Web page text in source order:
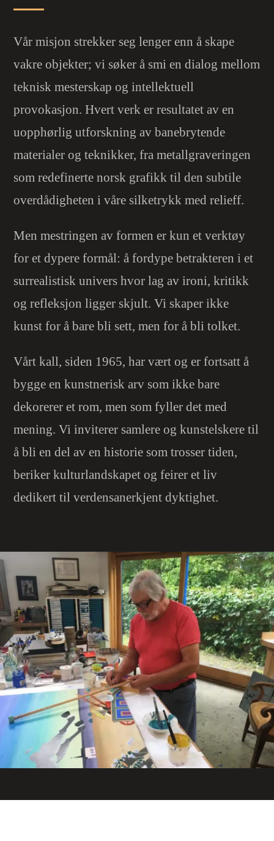
Vår misjon strekker seg lenger enn å skape
vakre objekter; vi søker å smi en dialog mellom
teknisk mesterskap og intellektuell
provokasjon. Hvert verk er resultatet av en
uopphørlig utforskning av banebrytende
materialer og teknikker, fra metallgraveringen
som redefinerte norsk grafikk til den subtile
overdådigheten i våre silketrykk med relieff.
Men mestringen av formen er kun et verktøy
for et dypere formål: å fordype betrakteren i et
surrealistisk univers hvor lag av ironi, kritikk
og refleksjon ligger skjult. Vi skaper ikke
kunst for å bare bli sett, men for å bli tolket.
Vårt kall, siden 1965, har vært og er fortsatt å
bygge en kunstnerisk arv som ikke bare
dekorerer et rom, men som fyller det med
mening. Vi inviterer samlere og kunstelskere til
å bli en del av en historie som trosser tiden,
beriker kulturlandskapet og feirer et liv
dedikert til verdensanerkjent dyktighet.